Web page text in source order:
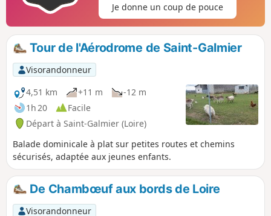
Je donne un coup de pouce
Tour de l'Aérodrome de Saint-Galmier
Visorandonneur
4,51 km
+11 m
-12 m
1h 20
Facile
Départ à Saint-Galmier (Loire)
Balade dominicale à plat sur petites routes et chemins
sécurisés, adaptée aux jeunes enfants.
De Chambœuf aux bords de Loire
Visorandonneur